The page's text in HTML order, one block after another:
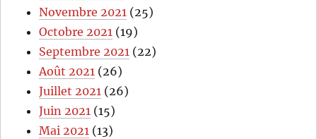
Novembre 2021 (25)
Octobre 2021 (19)
Septembre 2021 (22)
Août 2021 (26)
Juillet 2021 (26)
Juin 2021 (15)
Mai 2021 (13)